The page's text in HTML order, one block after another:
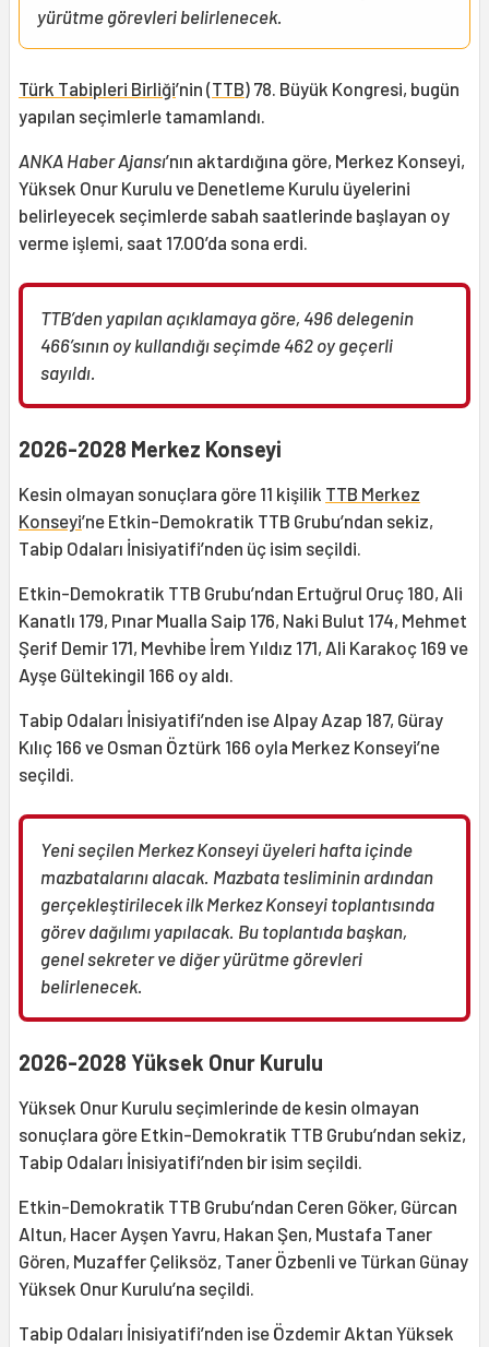
yürütme görevleri belirlenecek.
Türk Tabipleri Birliği’nin (TTB) 78. Büyük Kongresi, bugün
yapılan seçimlerle tamamlandı.
ANKA Haber Ajansı’nın aktardığına göre, Merkez Konseyi,
Yüksek Onur Kurulu ve Denetleme Kurulu üyelerini
belirleyecek seçimlerde sabah saatlerinde başlayan oy
verme işlemi, saat 17.00’da sona erdi.
TTB’den yapılan açıklamaya göre, 496 delegenin
466’sının oy kullandığı seçimde 462 oy geçerli
sayıldı.
2026-2028 Merkez Konseyi
Kesin olmayan sonuçlara göre 11 kişilik TTB Merkez
Konseyi’ne Etkin-Demokratik TTB Grubu’ndan sekiz,
Tabip Odaları İnisiyatifi’nden üç isim seçildi.
Etkin-Demokratik TTB Grubu’ndan Ertuğrul Oruç 180, Ali
Kanatlı 179, Pınar Mualla Saip 176, Naki Bulut 174, Mehmet
Şerif Demir 171, Mevhibe İrem Yıldız 171, Ali Karakoç 169 ve
Ayşe Gültekingil 166 oy aldı.
Tabip Odaları İnisiyatifi’nden ise Alpay Azap 187, Güray
Kılıç 166 ve Osman Öztürk 166 oyla Merkez Konseyi’ne
seçildi.
Yeni seçilen Merkez Konseyi üyeleri hafta içinde
mazbatalarını alacak. Mazbata tesliminin ardından
gerçekleştirilecek ilk Merkez Konseyi toplantısında
görev dağılımı yapılacak. Bu toplantıda başkan,
genel sekreter ve diğer yürütme görevleri
belirlenecek.
2026-2028 Yüksek Onur Kurulu
Yüksek Onur Kurulu seçimlerinde de kesin olmayan
sonuçlara göre Etkin-Demokratik TTB Grubu’ndan sekiz,
Tabip Odaları İnisiyatifi’nden bir isim seçildi.
Etkin-Demokratik TTB Grubu’ndan Ceren Göker, Gürcan
Altun, Hacer Ayşen Yavru, Hakan Şen, Mustafa Taner
Gören, Muzaffer Çeliksöz, Taner Özbenli ve Türkan Günay
Yüksek Onur Kurulu’na seçildi.
Tabip Odaları İnisiyatifi’nden ise Özdemir Aktan Yüksek